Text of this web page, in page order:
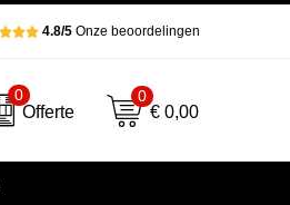
4.8/5Onze beoordelingen
0
Offerte
0
€ 0,00